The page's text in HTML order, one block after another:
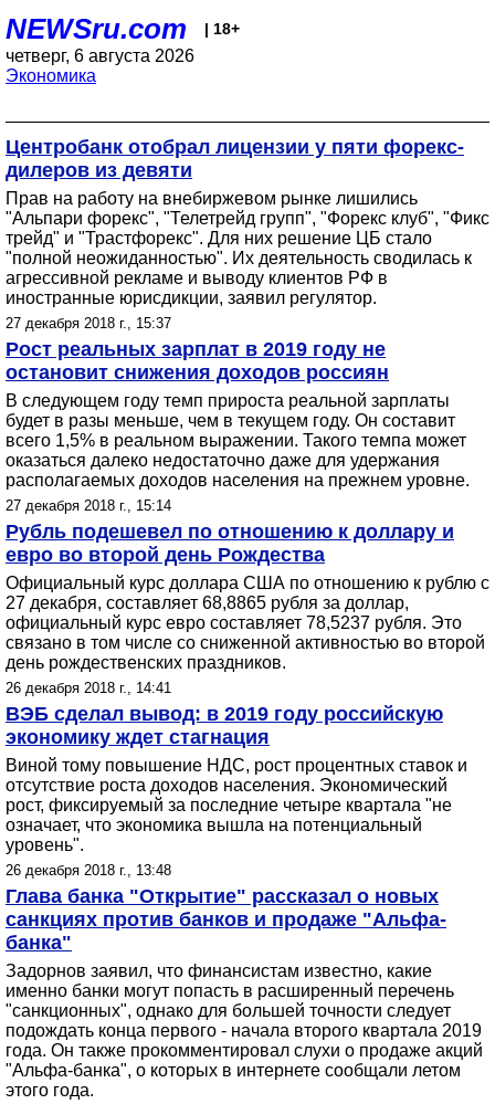
NEWSru.com | 18+
четверг, 6 августа 2026
Экономика
Центробанк отобрал лицензии у пяти форекс-
дилеров из девяти
Прав на работу на внебиржевом рынке лишились
"Альпари форекс", "Телетрейд групп", "Форекс клуб", "Фикс
трейд" и "Трастфорекс". Для них решение ЦБ стало
"полной неожиданностью". Их деятельность сводилась к
агрессивной рекламе и выводу клиентов РФ в
иностранные юрисдикции, заявил регулятор.
27 декабря 2018 г., 15:37
Рост реальных зарплат в 2019 году не
остановит снижения доходов россиян
В следующем году темп прироста реальной зарплаты
будет в разы меньше, чем в текущем году. Он составит
всего 1,5% в реальном выражении. Такого темпа может
оказаться далеко недостаточно даже для удержания
располагаемых доходов населения на прежнем уровне.
27 декабря 2018 г., 15:14
Рубль подешевел по отношению к доллару и
евро во второй день Рождества
Официальный курс доллара США по отношению к рублю с
27 декабря, составляет 68,8865 рубля за доллар,
официальный курс евро составляет 78,5237 рубля. Это
связано в том числе со сниженной активностью во второй
день рождественских праздников.
26 декабря 2018 г., 14:41
ВЭБ сделал вывод: в 2019 году российскую
экономику ждет стагнация
Виной тому повышение НДС, рост процентных ставок и
отсутствие роста доходов населения. Экономический
рост, фиксируемый за последние четыре квартала "не
означает, что экономика вышла на потенциальный
уровень".
26 декабря 2018 г., 13:48
Глава банка "Открытие" рассказал о новых
санкциях против банков и продаже "Альфа-
банка"
Задорнов заявил, что финансистам известно, какие
именно банки могут попасть в расширенный перечень
"санкционных", однако для большей точности следует
подождать конца первого - начала второго квартала 2019
года. Он также прокомментировал слухи о продаже акций
"Альфа-банка", о которых в интернете сообщали летом
этого года.